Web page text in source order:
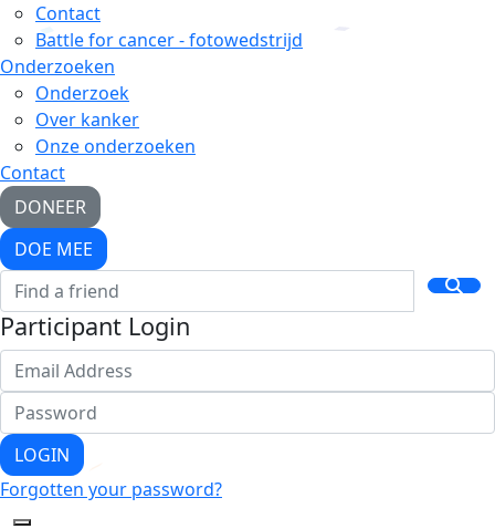
Contact
Battle for cancer - fotowedstrijd
Onderzoeken
Onderzoek
Over kanker
Onze onderzoeken
Contact
DONEER
DOE MEE
Participant Login
LOGIN
Forgotten your password?